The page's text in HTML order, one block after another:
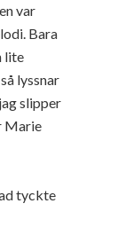
var
Bara
lite
lyssnar
slipper
Marie
tyckte